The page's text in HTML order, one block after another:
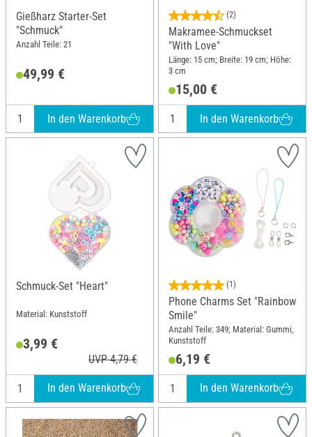
Gießharz Starter-Set
"Schmuck"
Anzahl Teile: 21
49,99 €
In den Warenkorb
(2)
Makramee-Schmuckset
"With Love"
Länge: 15 cm; Breite: 19 cm; Höhe:
3 cm
15,00 €
In den Warenkorb
Schmuck-Set "Heart"
Material: Kunststoff
3,99 €
UVP 4,79 €
In den Warenkorb
(1)
Phone Charms Set "Rainbow
Smile"
Anzahl Teile: 349; Material: Gummi,
Kunststoff
6,19 €
In den Warenkorb